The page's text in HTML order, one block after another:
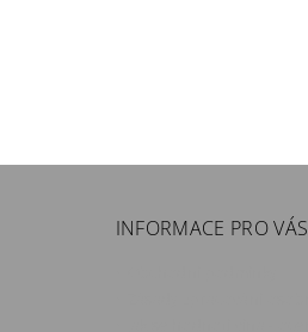
INFORMACE PRO VÁS